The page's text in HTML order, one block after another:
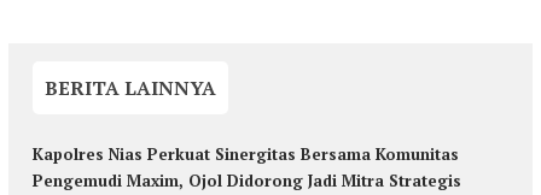
BERITA LAINNYA
Kapolres Nias Perkuat Sinergitas Bersama Komunitas
Pengemudi Maxim, Ojol Didorong Jadi Mitra Strategis